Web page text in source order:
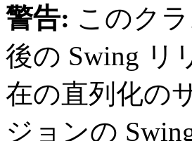
警告: このク
後の Swing リ
在の直列化の
ジョンの